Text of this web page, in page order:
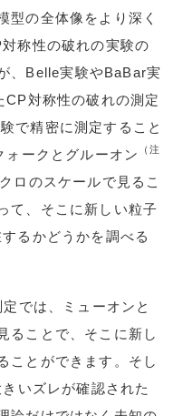
型の全体像をより深く
称性の破れの実験の
、Belle実験やBaBar実
対称性の破れの測定
で精密に測定すること
ォークとグルーオン （注
ロのスケールで見るこ
て、そこに新しい粒子
るかどうかを調べる
では、ミューオンと
ることで、そこに新し
ことができます。そし
いズレが確認された